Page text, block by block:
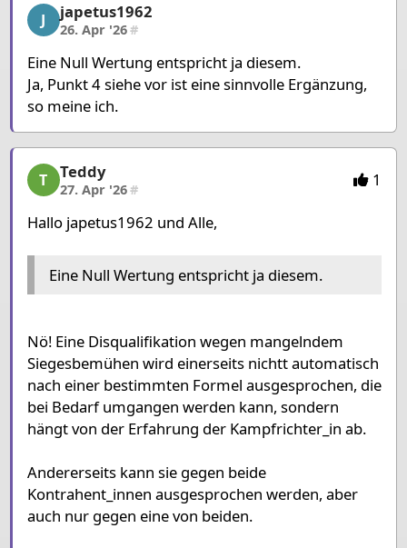
japetus1962, 10/15, 26. Apr '26
J japetus1962
26. Apr '26#
Eine Null Wertung entspricht ja diesem.
Ja, Punkt 4 siehe vor ist eine sinnvolle Ergänzung,
so meine ich.
Teddy, 11/15, 27. Apr '26
T Teddy
27. Apr '26# 1
Hallo japetus1962 und Alle,
Eine Null Wertung entspricht ja diesem.
Nö! Eine Disqualifikation wegen mangelndem
Siegesbemühen wird einerseits nichtt automatisch
nach einer bestimmten Formel ausgesprochen, die
bei Bedarf umgangen werden kann, sondern
hängt von der Erfahrung der Kampfrichter_in ab.
Andererseits kann sie gegen beide
Kontrahent_innen ausgesprochen werden, aber
auch nur gegen eine von beiden.